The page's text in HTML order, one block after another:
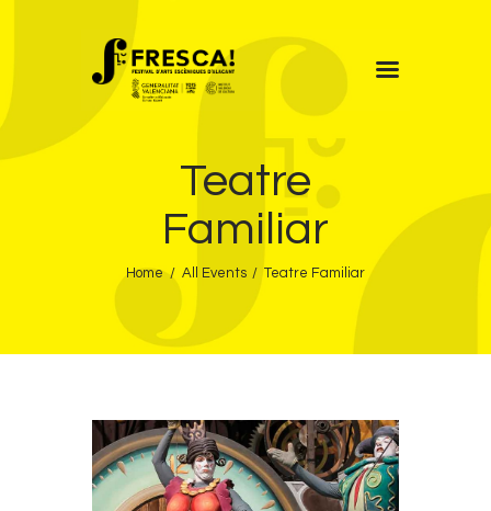
Teatre
Familiar
Home All Events Teatre Familiar
Programa
Informació d’interés
Contacte
VAL